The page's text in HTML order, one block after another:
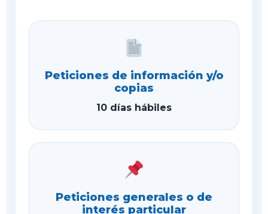
Peticiones de información y/o
copias
10 días hábiles
Peticiones generales o de
interés particular